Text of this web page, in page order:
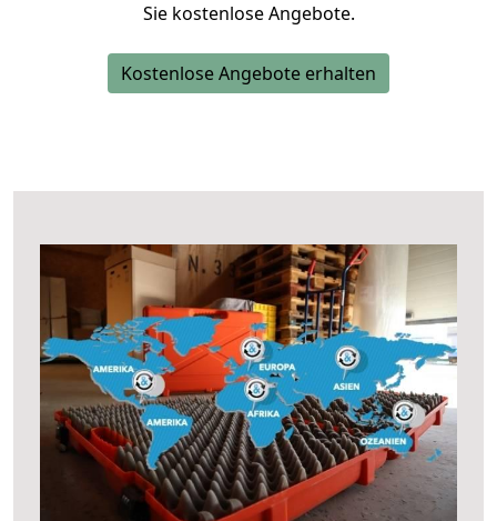
Sie kostenlose Angebote.
Kostenlose Angebote erhalten